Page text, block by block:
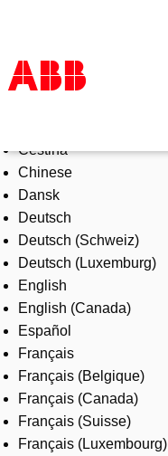
Products & Solutions
Industries
Services
About us
Where to buy
Contact us
Careers
Čeština
Chinese
Dansk
Deutsch
Deutsch (Schweiz)
Deutsch (Luxemburg)
English
English (Canada)
Español
Français
Français (Belgique)
Français (Canada)
Français (Suisse)
Français (Luxembourg)